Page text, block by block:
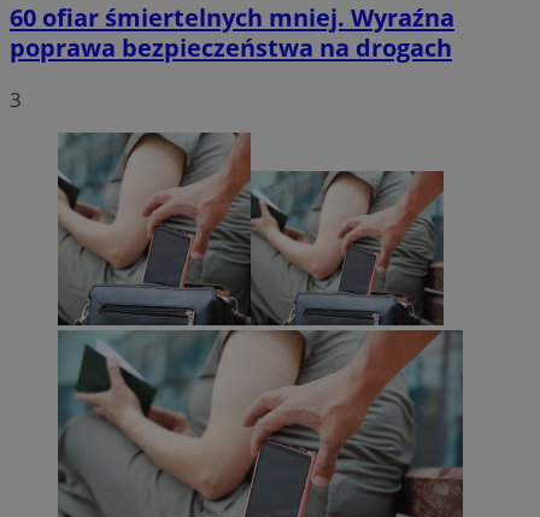
60 ofiar śmiertelnych mniej. Wyraźna
poprawa bezpieczeństwa na drogach
3